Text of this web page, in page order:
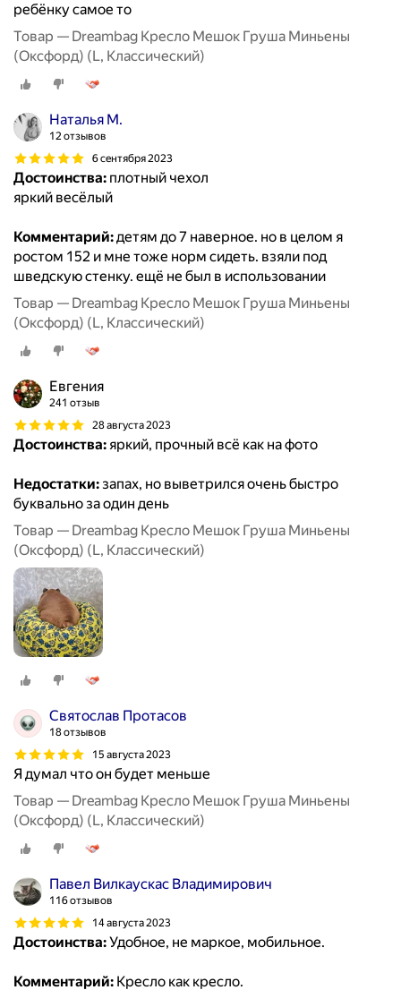
ребёнку самое то
Товар — Dreambag Кресло Мешок Груша Миньены
(Оксфорд) (L, Классический)
Наталья М.
12 отзывов
6 сентября 2023
Достоинства: плотный чехол
яркий весёлый
Комментарий:детям до 7 наверное. но в целом я
ростом 152 и мне тоже норм сидеть. взяли под
шведскую стенку. ещё не был в использовании
Товар — Dreambag Кресло Мешок Груша Миньены
(Оксфорд) (L, Классический)
Евгения
241 отзыв
28 августа 2023
Достоинства:яркий, прочный всё как на фото
Недостатки:запах, но выветрился очень быстро
буквально за один день
Товар — Dreambag Кресло Мешок Груша Миньены
(Оксфорд) (L, Классический)
Святослав Протасов
18 отзывов
15 августа 2023
Я думал что он будет меньше
Товар — Dreambag Кресло Мешок Груша Миньены
(Оксфорд) (L, Классический)
Павел Вилкаускас Владимирович
116 отзывов
14 августа 2023
Достоинства:Удобное, не маркое, мобильное.
Комментарий: Кресло как кресло.